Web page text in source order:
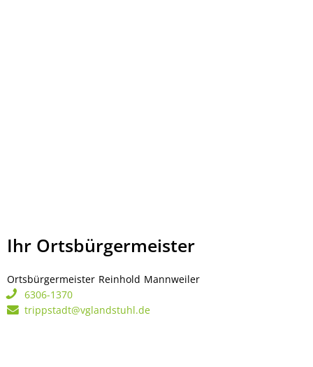
Ihr Ortsbürgermeister
Ortsbürgermeister Reinhold Mannweiler
6306-1370
trippstadt@vglandstuhl.de